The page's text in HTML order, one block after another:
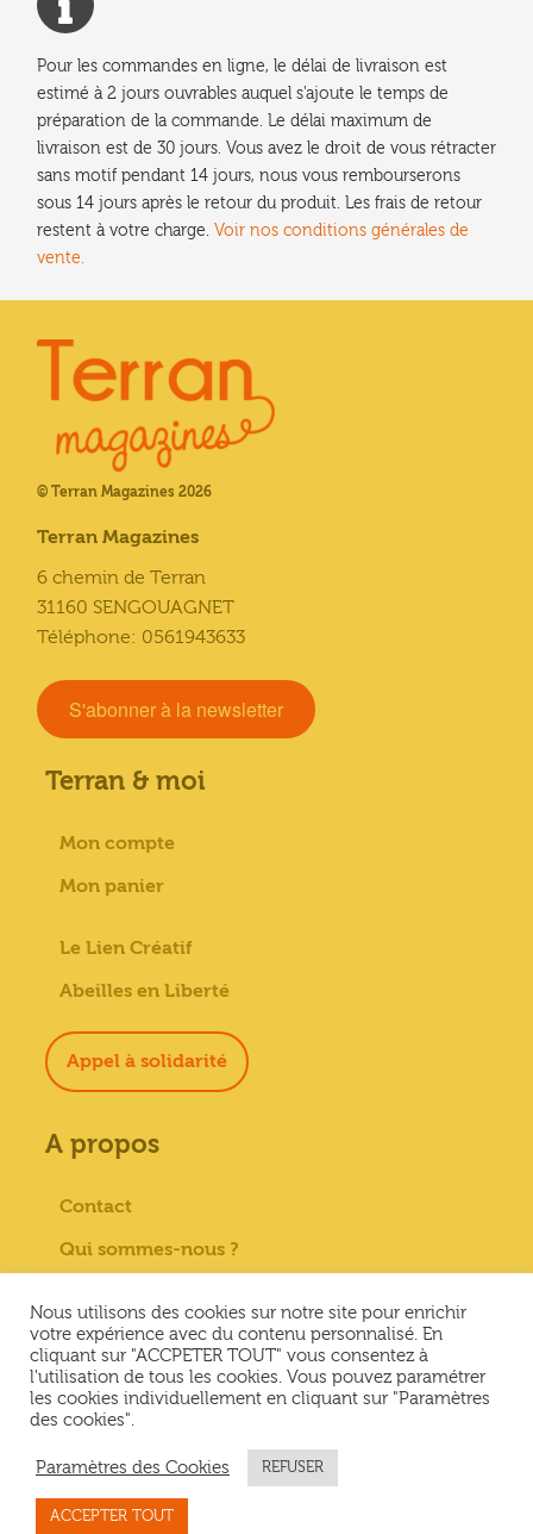
Pour les commandes en ligne, le délai de livraison est
estimé à 2 jours ouvrables auquel s'ajoute le temps de
préparation de la commande. Le délai maximum de
livraison est de 30 jours. Vous avez le droit de vous rétracter
sans motif pendant 14 jours, nous vous rembourserons
sous 14 jours après le retour du produit. Les frais de retour
restent à votre charge. Voir nos conditions générales de
vente.
© Terran Magazines 2026
Terran Magazines
6 chemin de Terran
31160 SENGOUAGNET
Téléphone: 0561943633
S'abonner à la newsletter
Terran & moi
Mon compte
Mon panier
Le Lien Créatif
Abeilles en Liberté
Appel à solidarité
A propos
Contact
Qui sommes-nous ?
Mentions Légales
Conditions générales de vente
Conditions Générales d’Utilisation &
Politique de confidentialité
Nous utilisons des cookies sur notre site pour enrichir
votre expérience avec du contenu personnalisé. En
cliquant sur "ACCPETER TOUT" vous consentez à
l'utilisation de tous les cookies. Vous pouvez paramétrer
les cookies individuellement en cliquant sur "Paramètres
des cookies".
Paramètres des Cookies REFUSER
ACCEPTER TOUT